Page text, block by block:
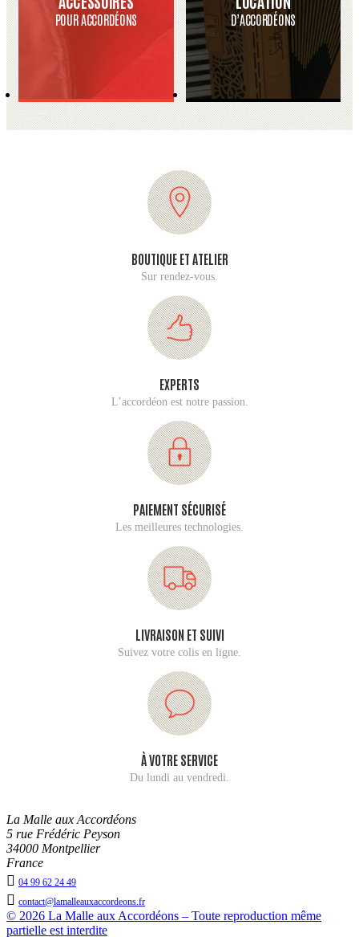
POUR ACCORDÉONS D’ACCORDÉONS
BOUTIQUE ET ATELIER
Sur rendez-vous.
EXPERTS
L’accordéon est notre passion.
PAIEMENT SÉCURISÉ
Les meilleures technologies.
LIVRAISON ET SUIVI
Suivez votre colis en ligne.
À VOTRE SERVICE
Du lundi au vendredi.
La Malle aux Accordéons
5 rue Frédéric Peyson
34000 Montpellier
France
 04 99 62 24 49
 contact@lamalleauxaccordeons.fr
© 2026 La Malle aux Accordéons – Toute reproduction même
partielle est interdite